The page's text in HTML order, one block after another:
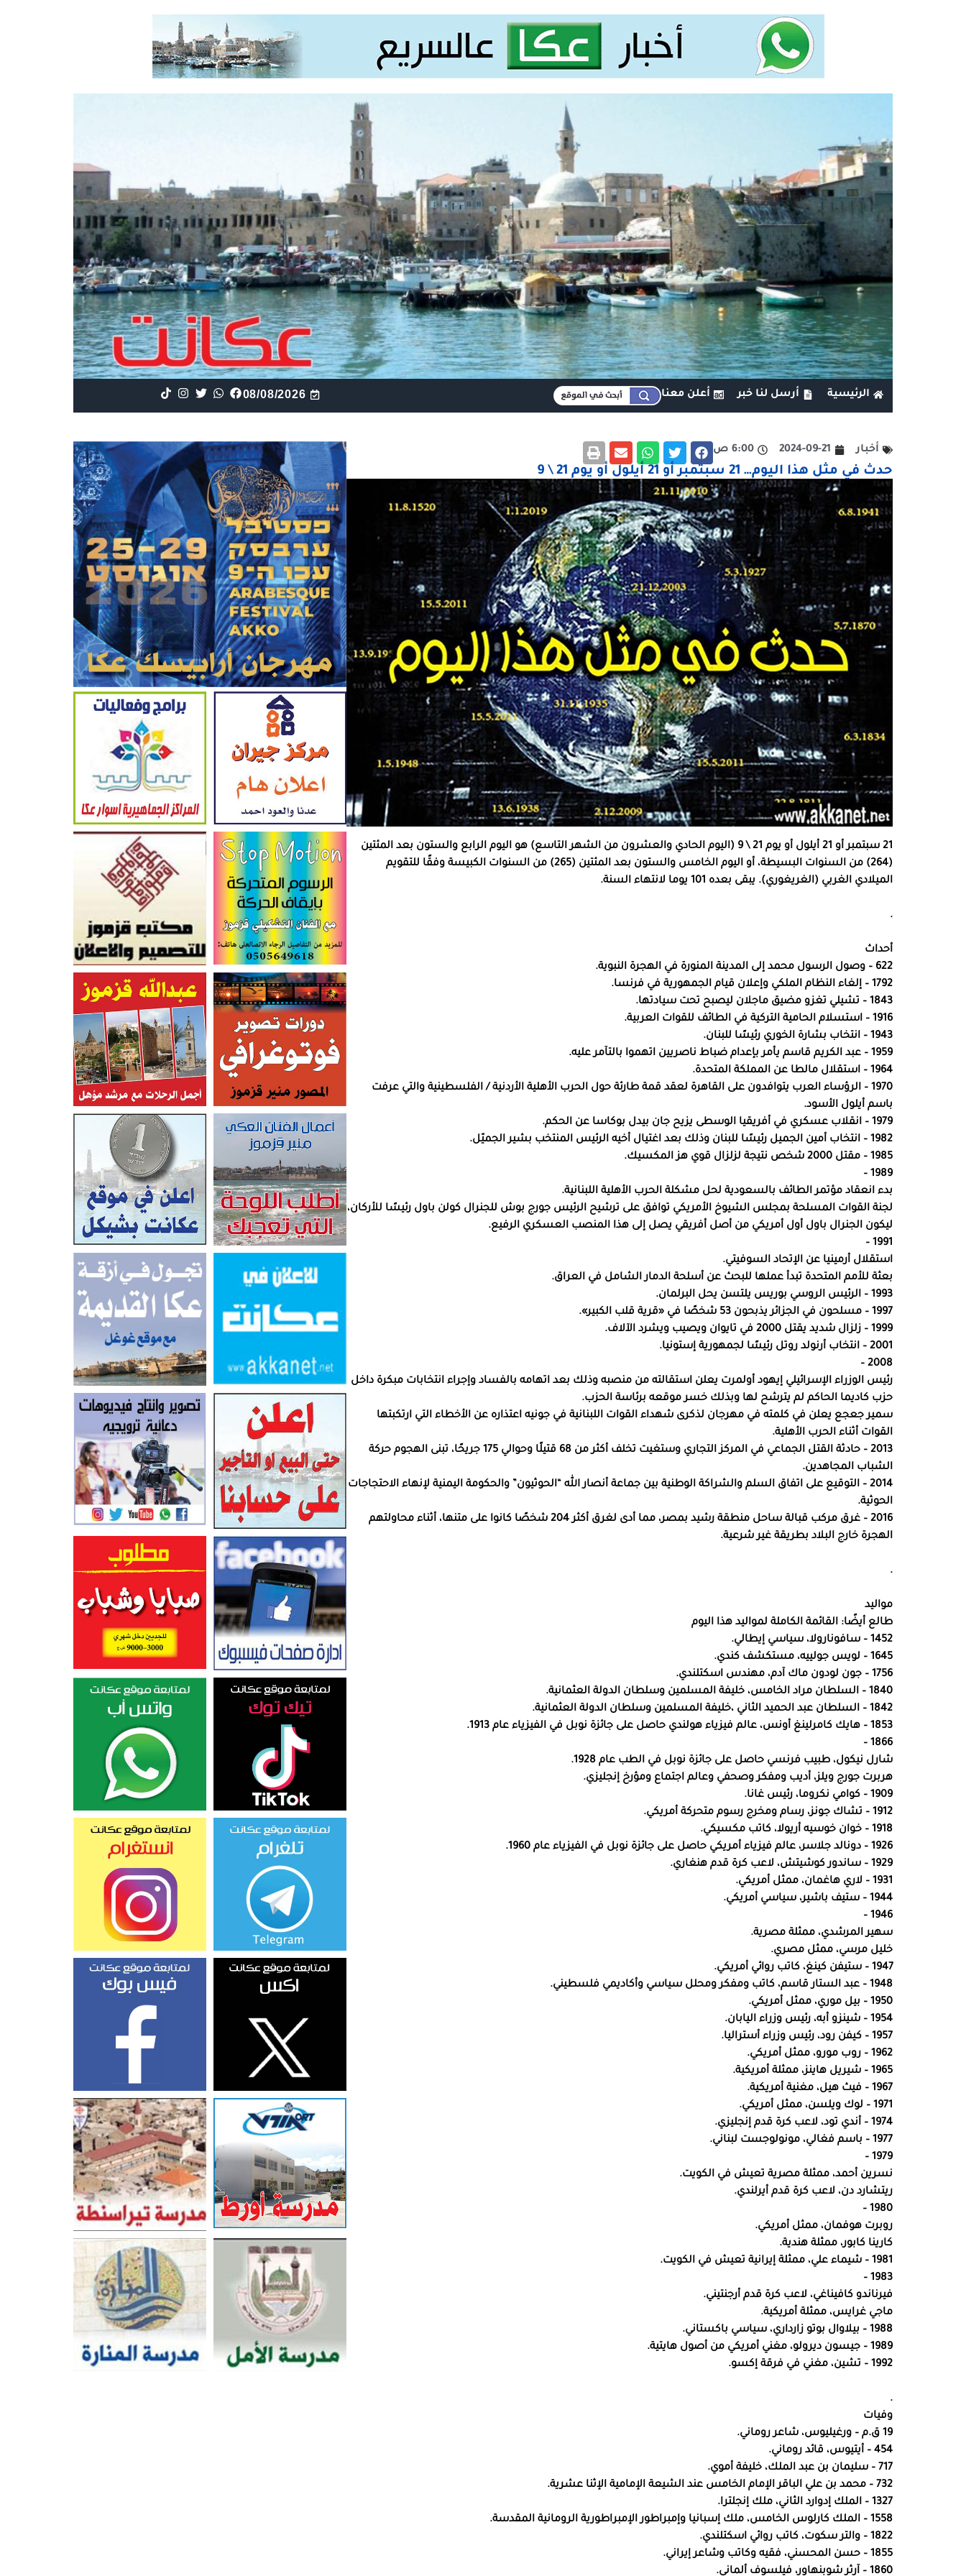
الرئيسية أرسل لنا خبر أعلن معنا 08/08/2026
أخبار 2024-09-21 6:00 ص
حدث في مثل هذا اليوم… 21 سبتمبر أو 21 أيلول أو يوم 21 \ 9
21 سبتمبر أو 21 أيلول أو يوم 21 \ 9 (اليوم الحادي والعشرون من الشهر التاسع) هو اليوم الرابع والستون بعد المئتين
(264) من السنوات البسيطة، أو اليوم الخامس والستون بعد المئتين (265) من السنوات الكبيسة وفقًا للتقويم
الميلادي الغربي (الغريغوري). يبقى بعده 101 يوما لانتهاء السنة.
.
أحداث
622 – وصول الرسول محمد إلى المدينة المنورة في الهجرة النبوية.
1792 – إلغاء النظام الملكي وإعلان قيام الجمهورية في فرنسا.
1843 – تشيلي تغزو مضيق ماجلان ليصبح تحت سيادتها.
1916 – استسلام الحامية التركية في الطائف للقوات العربية.
1943 – انتخاب بشارة الخوري رئيسًا للبنان.
1959 – عبد الكريم قاسم يأمر بإعدام ضباط ناصريين اتهموا بالتآمر عليه.
1964 – استقلال مالطا عن المملكة المتحدة.
1970 – الرؤساء العرب يتوافدون على القاهرة لعقد قمة طارئة حول الحرب الأهلية الأردنية / الفلسطينية والتي عرفت
باسم أيلول الأسود.
1979 – انقلاب عسكري في أفريقيا الوسطى يزيح جان بيدل بوكاسا عن الحكم.
1982 – انتخاب أمين الجميل رئيسًا للبنان وذلك بعد اغتيال أخيه الرئيس المنتخب بشير الجميّل.
1985 – مقتل 2000 شخص نتيجة لزلزال قوي هز المكسيك.
1989 –
بدء انعقاد مؤتمر الطائف بالسعودية لحل مشكلة الحرب الأهلية اللبنانية.
لجنة القوات المسلحة بمجلس الشيوخ الأمريكي توافق على ترشيح الرئيس جورج بوش للجنرال كولن باول رئيسًا للأركان،
ليكون الجنرال باول أول أمريكي من أصل أفريقي يصل إلى هذا المنصب العسكري الرفيع.
1991 –
استقلال أرمينيا عن الإتحاد السوفيتي.
بعثة للأمم المتحدة تبدأ عملها للبحث عن أسلحة الدمار الشامل في العراق.
1993 – الرئيس الروسي بوريس يلتسن يحل البرلمان.
1997 – مسلحون في الجزائر يذبحون 53 شخصًا في «قرية قلب الكبير».
1999 – زلزال شديد يقتل 2000 في تايوان ويصيب ويشرد الآلاف.
2001 – انتخاب أرنولد روتل رئيسًا لجمهورية إستونيا.
2008 –
رئيس الوزراء الإسرائيلي إيهود أولمرت يعلن استقالته من منصبه وذلك بعد اتهامه بالفساد وإجراء انتخابات مبكرة داخل
حزب كاديما الحاكم لم يترشح لها وبذلك خسر موقعه برئاسة الحزب.
سمير جعجع يعلن في كلمته في مهرجان لذكرى شهداء القوات اللبنانية في جونيه اعتذاره عن الأخطاء التي ارتكبتها
القوات أثناء الحرب الأهلية.
2013 – حادثة القتل الجماعي في المركز التجاري وستغيت تخلف أكثر من 68 قتيلًا وحوالي 175 جريحًا، تبنى الهجوم حركة
الشباب المجاهدين.
2014 – التوقيع على اتفاق السلم والشراكة الوطنية بين جماعة أنصار الله “الحوثيون” والحكومة اليمنية لإنهاء الاحتجاجات
الحوثية.
2016 – غرق مركب قبالة ساحل منطقة رشيد بمصر، مما أدى لغرق أكثر 204 شخصًا كانوا على متنها، أثناء محاولتهم
الهجرة خارج البلاد بطريقة غير شرعية.
.
مواليد
طالع أيضًا: القائمة الكاملة لمواليد هذا اليوم
1452 – سافونارولا، سياسي إيطالي.
1645 – لويس جولييه، مستكشف كندي.
1756 – جون لودون ماك آدم، مهندس اسكتلندي.
1840 – السلطان مراد الخامس، خليفة المسلمين وسلطان الدولة العثمانية.
1842 – السلطان عبد الحميد الثاني ،خليفة المسلمين وسلطان الدولة العثمانية.
1853 – هايك كامرلينغ أونس، عالم فيزياء هولندي حاصل على جائزة نوبل في الفيزياء عام 1913.
1866 –
شارل نيكول، طبيب فرنسي حاصل على جائزة نوبل في الطب عام 1928.
هربرت جورج ويلز، أديب ومفكر وصحفي وعالم اجتماع ومؤرخ إنجليزي.
1909 – كوامي نكروما، رئيس غانا.
1912 – تشاك جونز، رسام ومخرج رسوم متحركة أمريكي.
1918 – خوان خوسيه أريولا، كاتب مكسيكي.
1926 – دونالد جلاسر، عالم فيزياء أمريكي حاصل على جائزة نوبل في الفيزياء عام 1960.
1929 – ساندور كوشيتش، لاعب كرة قدم هنغاري.
1931 – لاري هاغمان، ممثل أمريكي.
1944 – ستيف باشير، سياسي أمريكي.
1946 –
سهير المرشدي، ممثلة مصرية.
خليل مرسي، ممثل مصري.
1947 – ستيفن كينغ، كاتب روائي أمريكي.
1948 – عبد الستار قاسم، كاتب ومفكر ومحلل سياسي وأكاديمي فلسطيني.
1950 – بيل موري، ممثل أمريكي.
1954 – شينزو أبه، رئيس وزراء اليابان.
1957 – كيفن رود، رئيس وزراء أستراليا.
1962 – روب مورو، ممثل أمريكي.
1965 – شيريل هاينز، ممثلة أمريكية.
1967 – فيث هيل، مغنية أمريكية.
1971 – لوك ويلسن، ممثل أمريكي.
1974 – أندي تود، لاعب كرة قدم إنجليزي.
1977 – باسم فغالي، مونولوجست لبناني.
1979 –
نسرين أحمد، ممثلة مصرية تعيش في الكويت.
ريتشارد دن، لاعب كرة قدم أيرلندي.
1980 –
روبرت هوفمان، ممثل أمريكي.
كارينا كابور، ممثلة هندية.
1981 – شيماء علي، ممثلة إيرانية تعيش في الكويت.
1983 –
فيرناندو كافيناغي، لاعب كرة قدم أرجنتيني.
ماجي غرايس، ممثلة أمريكية.
1988 – بيلاوال بوتو زارداري، سياسي باكستاني.
1989 – جيسون ديرولو، مغني أمريكي من أصول هايتية.
1992 – تشين، مغني في فرقة إكسو.
.
وفيات
19 ق.م – ورغيليوس، شاعر روماني.
454 – أيتيوس، قائد روماني.
717 – سليمان بن عبد الملك، خليفة أموي.
732 – محمد بن علي الباقر الإمام الخامس عند الشيعة الإمامية الإثنا عشرية.
1327 – الملك إدوارد الثاني، ملك إنجلترا.
1558 – الملك كارلوس الخامس، ملك إسبانيا وإمبراطور الإمبراطورية الرومانية المقدسة.
1822 – والتر سكوت، كاتب روائي اسكتلندي.
1855 – حسن المحسني، فقيه وكاتب وشاعر إيراني.
1860 – آرثر شوبنهاور، فيلسوف ألماني.